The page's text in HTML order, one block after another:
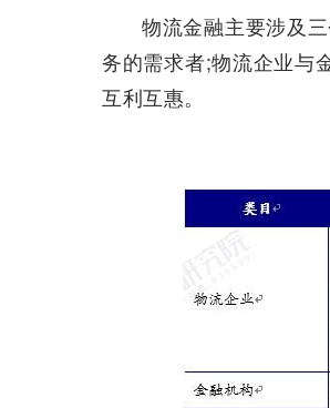
物流金融主要涉及
务的需求者;物流企业与
互利互惠。